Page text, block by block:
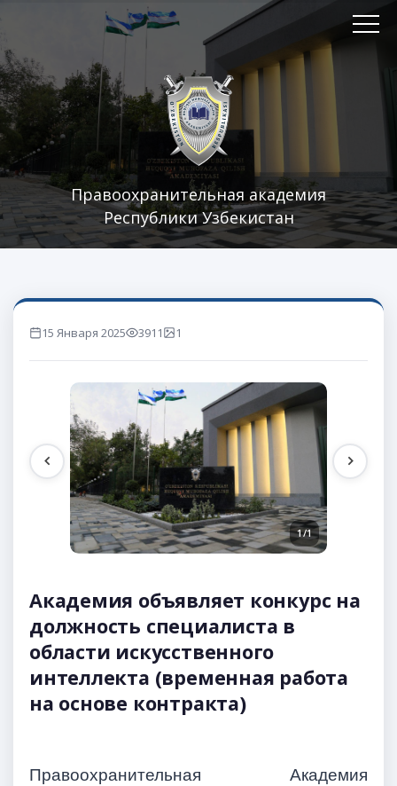
Правоохранительная академия
Республики Узбекистан
15 Января 2025 3911
marta ko'rilgan
1
1/1
Академия объявляет конкурс на
должность специалиста в
области искусственного
интеллекта (временная работа
на основе контракта)
Правоохранительная Академия